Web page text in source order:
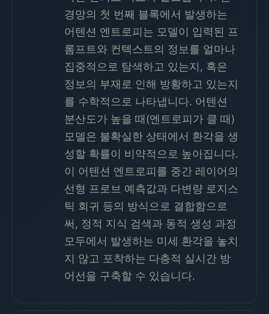
경망의 첫 번째 블록에서 발생하는
어텐션 엔트로피는 모델이 입력된 프
롬프트와 컨텍스트의 정보를 얼마나
집중적으로 탐색하고 있는지, 혹은
정보의 부재로 인해 방황하고 있는지
를 수학적으로 나타냅니다. 어텐션
분산도가 높을 때(엔트로피가 클 때)
모델은 불확실한 상태에서 환각을 생
성할 확률이 비약적으로 높아집니다.
이 어텐션 엔트로피를 중간 레이어의
선형 프로브 예측값과 다변량 로지스
틱 회귀 등의 방식으로 결합함으로
써, 정적 지식 검색과 동적 생성 과정
모두에서 발생하는 미세 환각을 놓치
지 않고 포착하는 다층적 실시간 방
어선을 구축할 수 있습니다.